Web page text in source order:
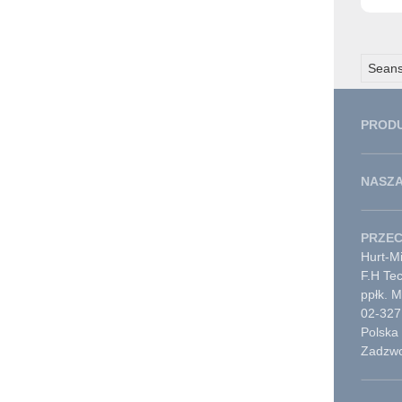
Hurt-
F.H
ppłk.
02-
Polska